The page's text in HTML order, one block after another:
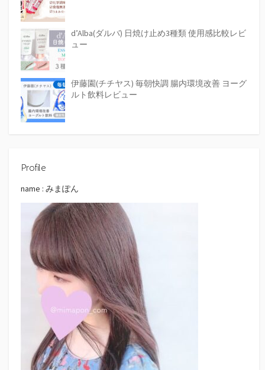
d’Alba(ダルバ) 日焼け止め3種類 使用感比較レビ
ュー
伊藤園(チチヤス) 毎朝快調 腸内環境改善 ヨーグ
ルト飲料レビュー
Profile
name : みまぽん